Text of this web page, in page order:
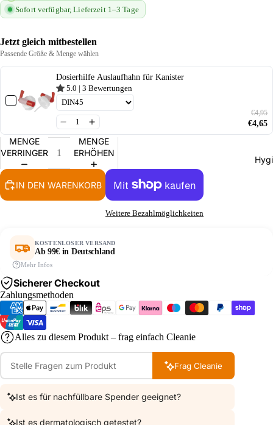
Sofort verfügbar, Lieferzeit 1–3 Tage
Jetzt gleich mitbestellen
Passende Größe & Menge wählen
Dosierhilfe Auslaufhahn für Kanister
5.0 | 3 Bewertungen
€4,95
€4,65
MENGE
VERRINGERN
MENGE
ERHÖHEN
IN DEN WARENKORB
Weitere Bezahlmöglichkeiten
KOSTENLOSER VERSAND
Ab 99€ in Deutschland
Mehr Infos
Sicherer Checkout
Zahlungsmethoden
Alles zu diesem Produkt – frag einfach Cleanie
Frag Cleanie
Ist es für nachfüllbare Spender geeignet?
Ist es dermatologisch getestet?